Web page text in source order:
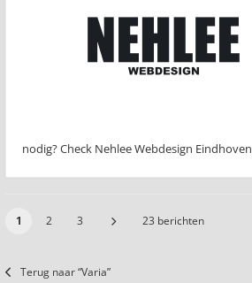
nodig? Check Nehlee Webdesign Eindhoven
1 2 3 23 berichten
Terug naar “Varia”